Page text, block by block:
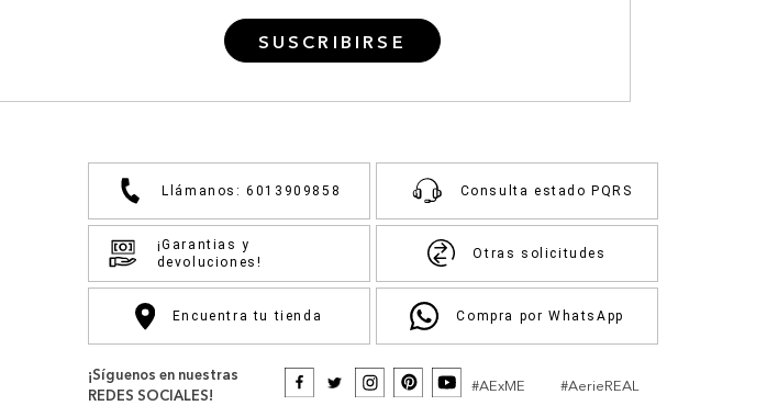
SUSCRIBIRSE
Llámanos: 6013909858 Consulta estado PQRS
¡Garantias y
devoluciones!
Otras solicitudes
Encuentra tu tienda Compra por WhatsApp
¡Síguenos en nuestras
REDES SOCIALES!
#AExME #AerieREAL